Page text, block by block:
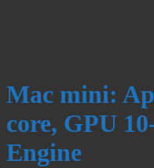
Mac mini:
core, GPU
Engine